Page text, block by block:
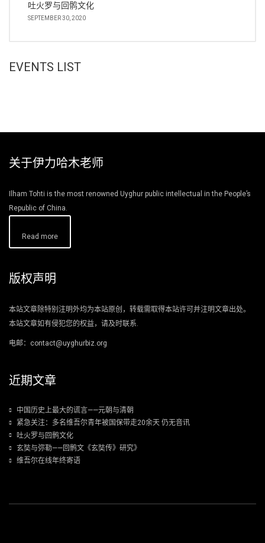
吐火罗与回鹘文化
SEPTEMBER 30, 2020
EVENTS LIST
关于伊力哈木老师
Ilham Tohti is the most renowned Uyghur public intellectual in the People’s
Republic of China.
Read more
版权声明
本站文章除特别注明外均为本站原创，转载需取得本站许可并注明文章出处。
本站文章如有侵犯您的权益，请及时联系.
电邮：contact@uyghurbiz.org
近期文章
中国历史上最大的谎言——元朝与清朝
紧急关注：多名维吾尔青年被国保带走20余天 仍无音讯
吐火罗与回鹘文化
玄奘与弥勒——回鹘文《玄奘传》研究》
维吾尔在线年终寄语